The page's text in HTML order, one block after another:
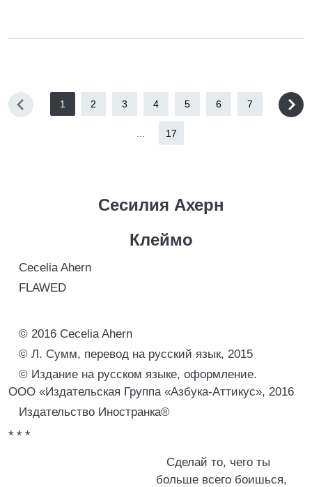
1 2 3 4 5 6 7
17
Сесилия Ахерн
Клеймо
Cecelia Ahern
FLAWED
© 2016 Cecelia Ahern
© Л. Сумм, перевод на русский язык, 2015
© Издание на русском языке, оформление.
ООО «Издательская Группа «Азбука-Аттикус», 2016
Издательство Иностранка®
* * *
Сделай то, чего ты
больше всего боишься,